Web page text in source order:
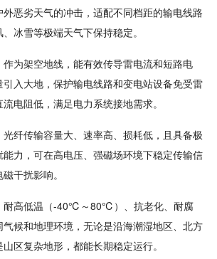
恶劣天气的冲击，适配不同档距的输电线路
冰雪等极端天气下保持稳定。
作为架空地线，能有效传导雷电流和短路电
入大地，保护输电线路和变电站设备免受雷
电阻低，满足电力系统接地需求。
光纤传输容量大、速率高、损耗低，且具备极
力，可在高电压、强磁场环境下稳定传输信
干扰影响。
耐高低温（-40℃～80℃）、抗老化、耐腐
候和地理环境，无论是沿海潮湿地区、北方
区复杂地形，都能长期稳定运行。